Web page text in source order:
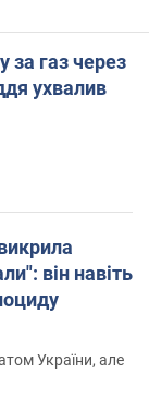
за газ через
ухвалив
він навіть
України, але